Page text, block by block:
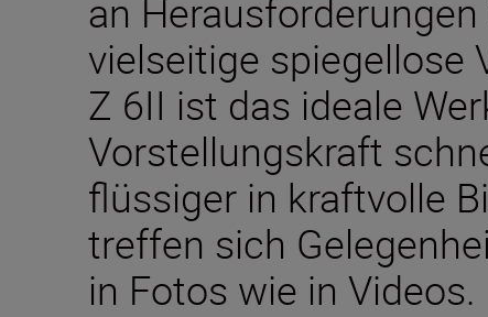
an
vielseitige spiegellose
Z 6II ist das ideale
Vorstellungskraft
flüssiger in kraftvolle
treffen sich
in Fotos wie in Videos.